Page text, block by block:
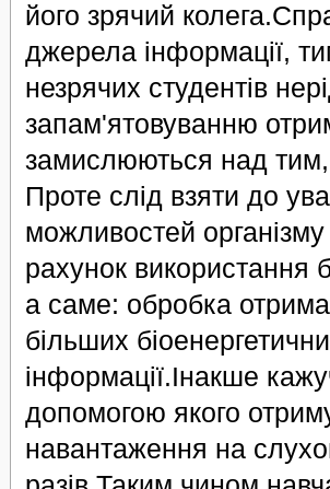
його зрячий
джерела інформації,
незрячих студентів
запам'ятовуванню
замислюються над тим,
Проте слід взяти до
можливостей
рахунок використання
а саме: обробка
більших
інформації.Інакше
допомогою якого
навантаження на